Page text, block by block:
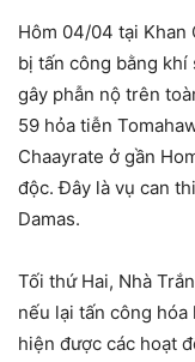
Hôm 04/04 tại Khan
bị tấn công bằng
gây phẫn nộ trên
59 hỏa tiễn
Chaayrate ở gần
độc. Đây là vụ can
Damas.
Tối thứ Hai, Nhà
nếu lại tấn công hóa
hiện được các hoạt